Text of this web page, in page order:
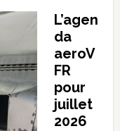
L’agen
da
aeroV
FR
pour
juillet
2026